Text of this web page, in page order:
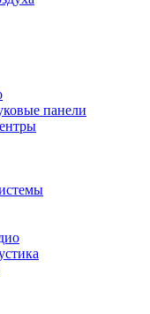
панели